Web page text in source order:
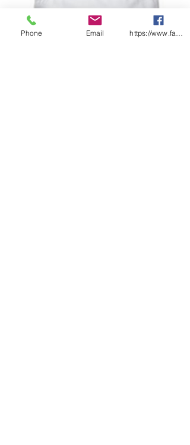
Phone Email